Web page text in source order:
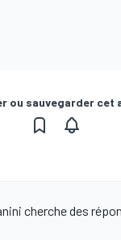
ou sauvegarder cet
cherche des